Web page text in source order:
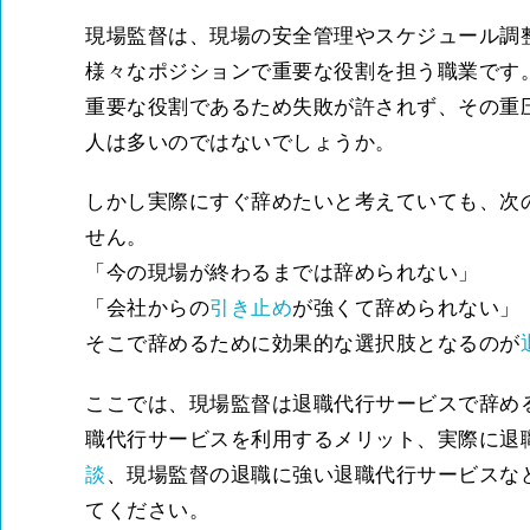
現場監督は、現場の安全管理やスケジュール
様々なポジションで重要な役割を担う職業です
重要な役割であるため失敗が許されず、その
人は多いのではないでしょうか。
しかし実際にすぐ辞めたいと考えていても、
せん。
「今の現場が終わるまでは辞められない」
「会社からの引き止めが強くて辞められない」
そこで辞めるために効果的な選択肢となるのが
ここでは、現場監督は退職代行サービスで辞
職代行サービスを利用するメリット、実際に
談 、現場監督の退職に強い退職代行サービス
てください。